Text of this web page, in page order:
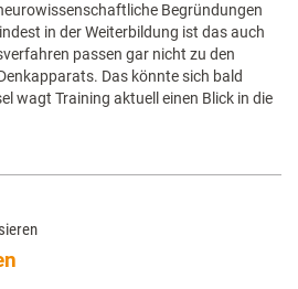
Begründungen
in der Weiterbildung ist das auch
passen gar nicht zu den
Das könnte sich bald
wagt Training aktuell einen Blick in die